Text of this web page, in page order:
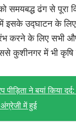
ढंग से पूरा
में इसके उद्घाटन के
करने के लिए सभी
कुशीनगर में भी कृषि
पीड़िता ने बयां किया
में हुई